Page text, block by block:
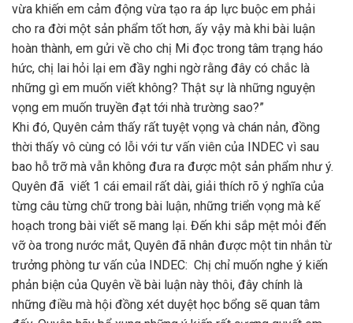
vừa khiến em cảm động vừa tạo ra áp lực buộc em phải
cho ra đời một sản phẩm tốt hơn, ấy vậy mà khi bài luận
hoàn thành, em gửi về cho chị Mi đọc trong tâm trạng háo
hức, chị lai hỏi lại em đầy nghi ngờ rằng đây có chắc là
những gì em muốn viết không? Thật sự là những nguyện
vọng em muốn truyền đạt tới nhà trường sao?”
Khi đó, Quyên cảm thấy rất tuyệt vọng và chán nản, đồng
thời thấy vô cùng có lỗi với tư vấn viên của INDEC vì sau
bao hỗ trỡ mà vẫn không đưa ra được một sản phẩm như ý.
Quyên đã viết 1 cái email rất dài, giải thích rõ ý nghĩa của
từng câu từng chữ trong bài luận, những triển vọng mà kế
hoạch trong bài viết sẽ mang lại. Đến khi sắp mệt mỏi đến
vỡ òa trong nước mắt, Quyên đã nhân được một tin nhắn từ
trưởng phòng tư vấn của INDEC: Chị chỉ muốn nghe ý kiến
phản biện của Quyên về bài luận này thôi, đây chính là
những điều mà hội đồng xét duyệt học bổng sẽ quan tâm